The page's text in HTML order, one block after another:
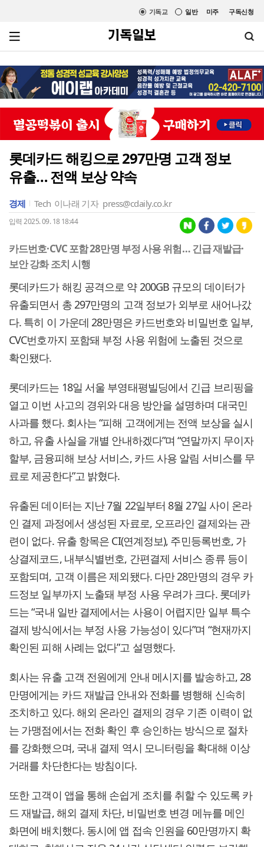
미주 구독신청
일반
기독교
롯데카드 해킹으로 297만명 고객 정보
유출… 전액 보상 약속
경제 Tech 이나래 기자 press@cdaily.co.kr
입력 2025. 09. 18 18:44
카드번호·CVC 포함 28만명 부정 사용 위험… 긴급 재발급·
보안 강화 조치 시행
롯데카드가 해킹 공격으로 약 200GB 규모의 데이터가
유출되면서 총 297만명의 고객 정보가 외부로 새어나갔
다. 특히 이 가운데 28만명은 카드번호와 비밀번호 일부,
CVC번호까지 포함돼 부정 사용 위험에 노출된 것으로
확인됐다.
롯데카드는 18일 서울 부영태평빌딩에서 긴급 브리핑을
열고 이번 사고의 경위와 대응 방안을 설명하며 대국민
사과를 했다. 회사는 “피해 고객에게는 전액 보상을 실시
하고, 유출 사실을 개별 안내하겠다”며 “연말까지 무이자
할부, 금융피해 보상 서비스, 카드 사용 알림 서비스를 무
료로 제공한다”고 밝혔다.
유출된 데이터는 지난 7월 22일부터 8월 27일 사이 온라
인 결제 과정에서 생성된 자료로, 오프라인 결제와는 관
련이 없다. 유출 항목은 CI(연계정보), 주민등록번호, 가
상결제코드, 내부식별번호, 간편결제 서비스 종류 등이
포함되며, 고객 이름은 제외됐다. 다만 28만명의 경우 카
드정보 일부까지 노출돼 부정 사용 우려가 크다. 롯데카
드는 “국내 일반 결제에서는 사용이 어렵지만 일부 특수
결제 방식에서는 부정 사용 가능성이 있다”며 “현재까지
확인된 피해 사례는 없다”고 설명했다.
회사는 유출 고객 전원에게 안내 메시지를 발송하고, 28
만명에게는 카드 재발급 안내와 전화를 병행해 신속히
조치하고 있다. 해외 온라인 결제의 경우 기존 이력이 없
는 가맹점에서는 전화 확인 후 승인하는 방식으로 절차
를 강화했으며, 국내 결제 역시 모니터링을 확대해 이상
거래를 차단한다는 방침이다.
또한 고객이 앱을 통해 손쉽게 조치를 취할 수 있도록 카
드 재발급, 해외 결제 차단, 비밀번호 변경 메뉴를 메인
화면에 배치했다. 동시에 앱 접속 인원을 60만명까지 확